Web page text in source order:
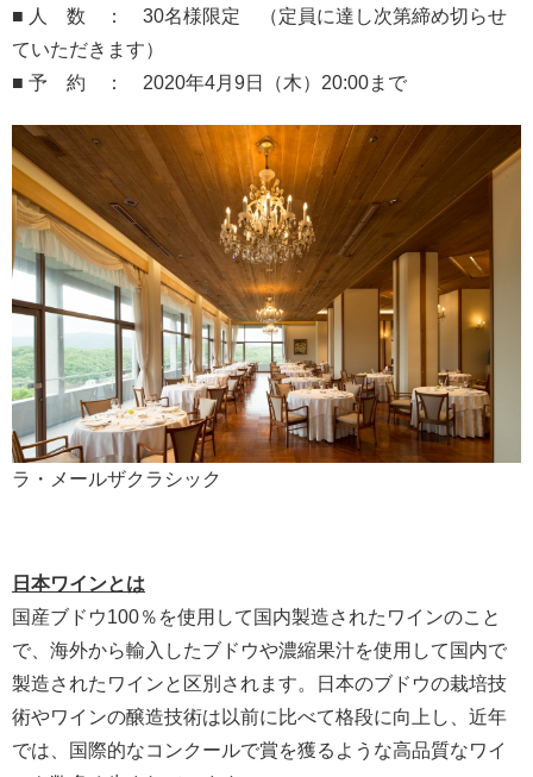
■ 人 数 ： 30名様限定 （定員に達し次第締め切らせ
ていただきます）
■ 予 約 ： 2020年4月9日（木）20:00まで
ラ・メールザクラシック
日本ワインとは
国産ブドウ100％を使用して国内製造されたワインのこと
で、海外から輸入したブドウや濃縮果汁を使用して国内で
製造されたワインと区別されます。日本のブドウの栽培技
術やワインの醸造技術は以前に比べて格段に向上し、近年
では、国際的なコンクールで賞を獲るような高品質なワイ